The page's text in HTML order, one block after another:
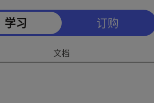
学习 订购
文档